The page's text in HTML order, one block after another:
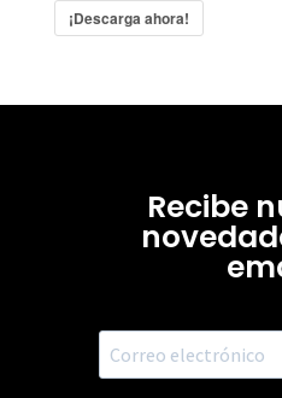
¡Descarga ahora!
Recibe